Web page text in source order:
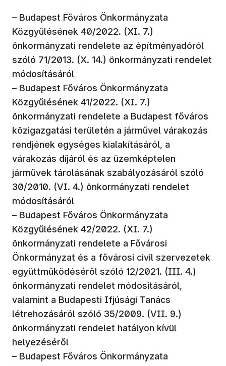
– Budapest Főváros Önkormányzata
Közgyűlésének 40/2022. (XI. 7.)
önkormányzati rendelete az építményadóról
szóló 71/2013. (X. 14.) önkormányzati rendelet
módosításáról
– Budapest Főváros Önkormányzata
Közgyűlésének 41/2022. (XI. 7.)
önkormányzati rendelete a Budapest főváros
közigazgatási területén a járművel várakozás
rendjének egységes kialakításáról, a
várakozás díjáról és az üzemképtelen
járművek tárolásának szabályozásáról szóló
30/2010. (VI. 4.) önkormányzati rendelet
módosításáról
– Budapest Főváros Önkormányzata
Közgyűlésének 42/2022. (XI. 7.)
önkormányzati rendelete a Fővárosi
Önkormányzat és a fővárosi civil szervezetek
együttműködéséről szóló 12/2021. (III. 4.)
önkormányzati rendelet módosításáról,
valamint a Budapesti Ifjúsági Tanács
létrehozásáról szóló 35/2009. (VII. 9.)
önkormányzati rendelet hatályon kívül
helyezéséről
– Budapest Főváros Önkormányzata